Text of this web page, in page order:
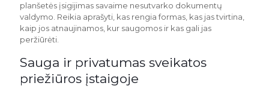
planšetės įsigijimas savaime nesutvarko dokumentų
valdymo. Reikia aprašyti, kas rengia formas, kas jas tvirtina,
kaip jos atnaujinamos, kur saugomos ir kas gali jas
peržiūrėti.
Sauga ir privatumas sveikatos
priežiūros įstaigoje